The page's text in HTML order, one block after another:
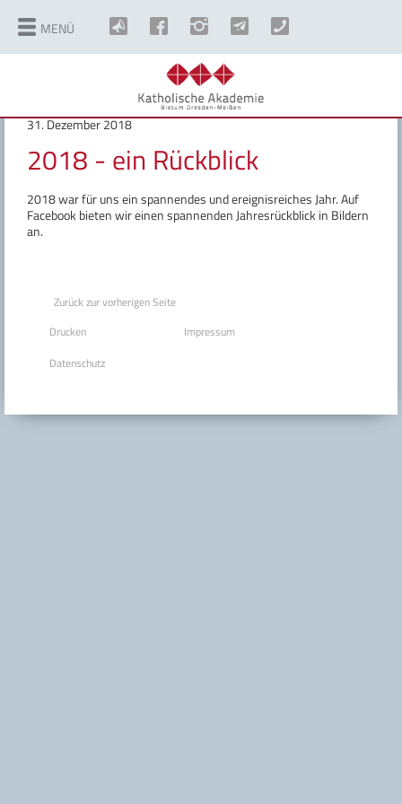
MENÜ
31. Dezember 2018
2018 - ein Rückblick
2018 war für uns ein spannendes und ereignisreiches Jahr.Auf
Facebook bieten wir einen spannenden Jahresrückblick in Bildern
an.
Zurück zur vorherigen Seite
Drucken
Impressum
Datenschutz